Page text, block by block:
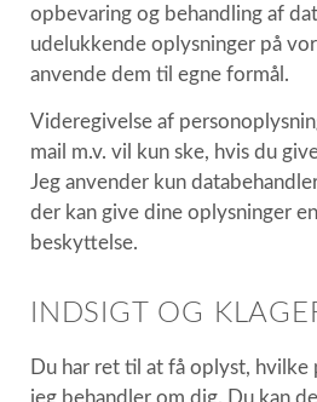
opbevaring og behandling af
udelukkende oplysninger på
anvende dem til egne formål.
Videregivelse af
mail m.v. vil kun ske, hvis du
Jeg anvender kun
der kan give dine oplysninger
beskyttelse.
INDSIGT OG
Du har ret til at få oplyst, hvilke